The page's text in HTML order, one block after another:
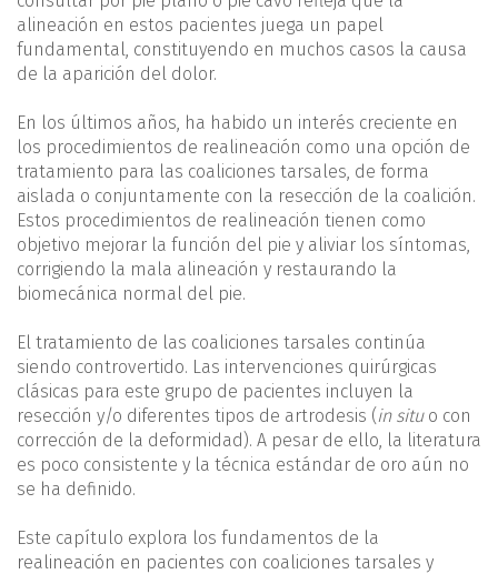
alineación en estos pacientes juega un papel
fundamental, constituyendo en muchos casos la causa
de la aparición del dolor.
En los últimos años, ha habido un interés creciente en
los procedimientos de realineación como una opción de
tratamiento para las coaliciones tarsales, de forma
aislada o conjuntamente con la resección de la coalición.
Estos procedimientos de realineación tienen como
objetivo mejorar la función del pie y aliviar los síntomas,
corrigiendo la mala alineación y restaurando la
biomecánica normal del pie.
El tratamiento de las coaliciones tarsales continúa
siendo controvertido. Las intervenciones quirúrgicas
clásicas para este grupo de pacientes incluyen la
resección y/o diferentes tipos de artrodesis (in situo con
corrección de la deformidad). A pesar de ello, la literatura
es poco consistente y la técnica estándar de oro aún no
se ha definido.
Este capítulo explora los fundamentos de la
realineación en pacientes con coaliciones tarsales y